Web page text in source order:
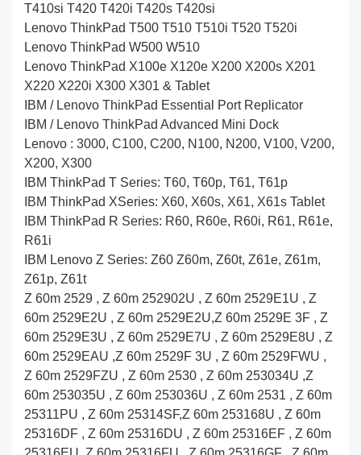
T410si T420 T420i T420s T420si
Lenovo ThinkPad T500 T510 T510i T520 T520i
Lenovo ThinkPad W500 W510
Lenovo ThinkPad X100e X120e X200 X200s X201
X220 X220i X300 X301 & Tablet
IBM / Lenovo ThinkPad Essential Port Replicator
IBM / Lenovo ThinkPad Advanced Mini Dock
Lenovo : 3000, C100, C200, N100, N200, V100, V200,
X200, X300
IBM ThinkPad T Series: T60, T60p, T61, T61p
IBM ThinkPad XSeries: X60, X60s, X61, X61s Tablet
IBM ThinkPad R Series: R60, R60e, R60i, R61, R61e,
R61i
IBM Lenovo Z Series: Z60 Z60m, Z60t, Z61e, Z61m,
Z61p, Z61t
Z 60m 2529 , Z 60m 252902U , Z 60m 2529E1U , Z
60m 2529E2U , Z 60m 2529E2U,Z 60m 2529E 3F , Z
60m 2529E3U , Z 60m 2529E7U , Z 60m 2529E8U , Z
60m 2529EAU ,Z 60m 2529F 3U , Z 60m 2529FWU ,
Z 60m 2529FZU , Z 60m 2530 , Z 60m 253034U ,Z
60m 253035U , Z 60m 253036U , Z 60m 2531 , Z 60m
25311PU , Z 60m 25314SF,Z 60m 253168U , Z 60m
25316DF , Z 60m 25316DU , Z 60m 25316EF , Z 60m